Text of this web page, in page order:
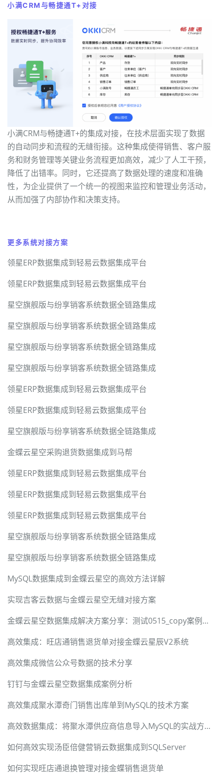
小满CRM与畅捷通T+对接
小满CRM与畅捷通T+的集成对接，在技术层面实现了数据
的自动同步和流程的无缝衔接。这种集成使得销售、客户服
务和财务管理等关键业务流程更加高效，减少了人工干预，
降低了出错率。同时，它还提高了数据处理的速度和准确
性，为企业提供了一个统一的视图来监控和管理业务活动，
从而加强了内部协作和决策支持。
更多系统对接方案
领星ERP数据集成到轻易云数据集成平台
领星ERP数据集成到轻易云数据集成平台
星空旗舰版与纷享销客系统数据全链路集成
星空旗舰版与纷享销客系统数据全链路集成
星空旗舰版与纷享销客系统数据全链路集成
星空旗舰版与纷享销客系统数据全链路集成
领星ERP数据集成到轻易云数据集成平台
领星ERP数据集成到轻易云数据集成平台
星空旗舰版与纷享销客系统数据全链路集成
金蝶云星空采购退货数据集成到马帮
领星ERP数据集成到轻易云数据集成平台
领星ERP数据集成到轻易云数据集成平台
领星ERP数据集成到轻易云数据集成平台
星空旗舰版与纷享销客系统数据全链路集成
星空旗舰版与纷享销客系统数据全链路集成
MySQL数据集成到金蝶云星空的高效方法详解
实现吉客云数据与金蝶云星空无缝对接方案
金蝶云星空数据集成解决方案分享：测试0515_copy案例解析
高效集成：旺店通销售退货单对接金蝶云星辰V2系统
高效集成微信公众号数据的技术分享
钉钉与金蝶云星空数据集成案例分析
高效集成聚水潭奇门销售出库单到MySQL的技术方案
高效数据集成：将聚水潭供应商信息导入MySQL的实战方法
如何高效实现汤臣倍健营销云数据集成到SQLServer
如何实现旺店通退换管理对接金蝶销售退货单